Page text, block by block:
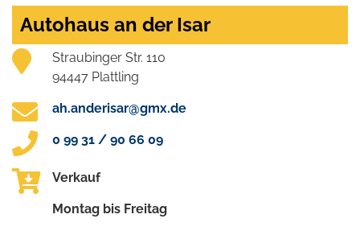
Autohaus an der Isar
Straubinger Str. 110
94447 Plattling
ah.anderisar@gmx.de
0 99 31 / 90 66 09
Verkauf
Montag bis Freitag